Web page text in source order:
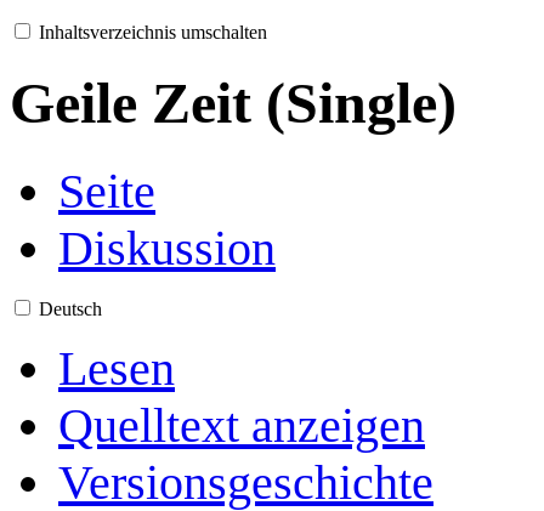
Inhaltsverzeichnis umschalten
Geile Zeit (Single)
Seite
Diskussion
Deutsch
Lesen
Quelltext anzeigen
Versionsgeschichte